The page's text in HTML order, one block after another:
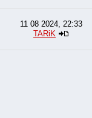
11 08 2024, 22:33
TARiK